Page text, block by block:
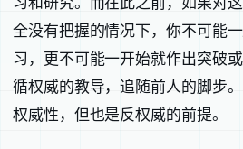
全没有把握的情况下，你不可能
习，更不可能一开始就作出突破
循权威的教导，追随前人的脚步
权威性，但也是反权威的前提。